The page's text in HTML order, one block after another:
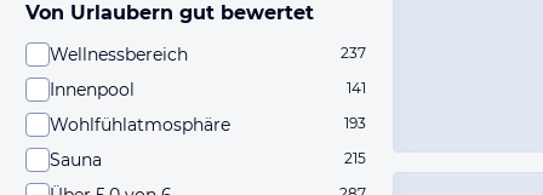
Von Urlaubern gut bewertet
Wellnessbereich 237
Innenpool 141
Wohlfühlatmosphäre 193
Sauna 215